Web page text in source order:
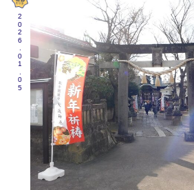
2026.01.05